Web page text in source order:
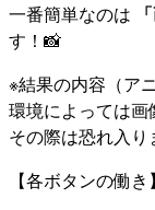
一番簡単なのは
す！📸
※結果の内容（ア
環境によっては画
その際は恐れ入り
【各ボタンの働き】